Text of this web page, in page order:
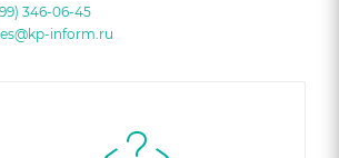
346-06-45
inform.ru